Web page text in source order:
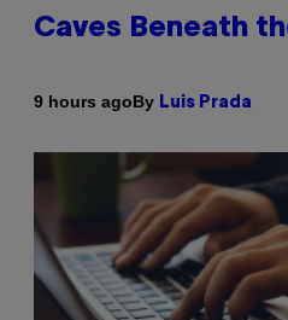
Caves Beneath
9 hours agoBy Luis Prada